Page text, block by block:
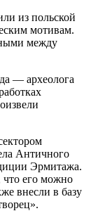
из польской
мотивам.
между
— археолога
Античного
Эрмитажа.
что его можно
внесли в базу